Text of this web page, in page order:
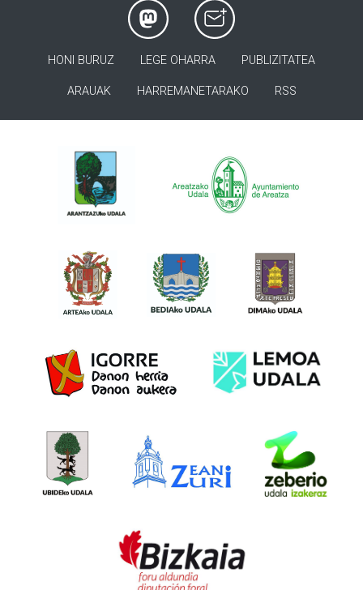
HONI BURUZ LEGE OHARRA PUBLIZITATEA
ARAUAK HARREMANETARAKO RSS